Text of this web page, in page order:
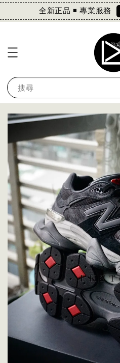
全新正品 ◾️ 專業服務
搜尋